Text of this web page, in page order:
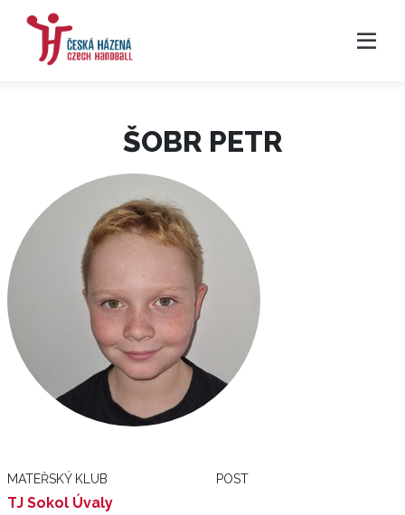
ŠOBR PETR
MATEŘSKÝ KLUB
TJ Sokol Úvaly
POST